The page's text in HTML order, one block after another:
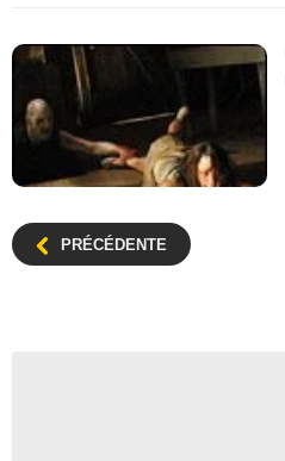
PRÉCÉDENTE